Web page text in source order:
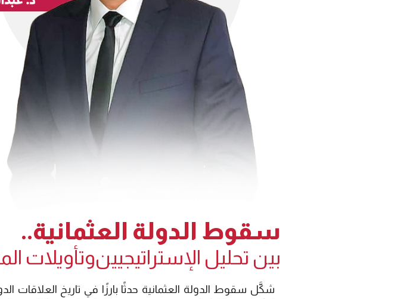
سقوط الدولة العثمانية..
بين تحليل الإستراتيجيين وتأويلات
شكَّل سقوط الدولة العثمانية حدثًا بارزًا في تاريخ العلاقات